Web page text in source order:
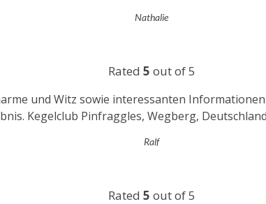
Nathalie
Rated 5 out of 5
und Witz sowie interessanten
Kegelclub Pinfraggles, Wegberg,
Ralf
Rated 5 out of 5